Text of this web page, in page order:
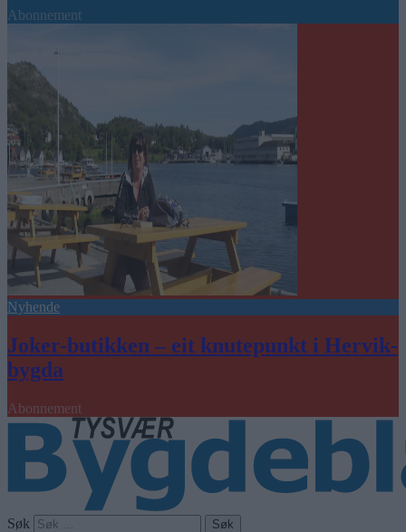
Abonnement
Nyhende
Joker-butikken – eit knutepunkt i Hervik-
bygda
Abonnement
Søk